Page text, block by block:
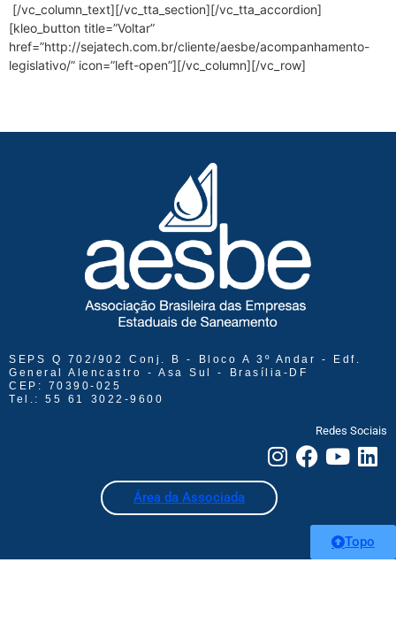
[/vc_column_text][/vc_tta_section][/vc_tta_accordion]
[kleo_button title=”Voltar”
href=”http://sejatech.com.br/cliente/aesbe/acompanhamento-
legislativo/” icon=”left-open”][/vc_column][/vc_row]
SEPS Q 702/902 Conj. B - Bloco A 3º Andar - Edf.
General Alencastro - Asa Sul - Brasília-DF
CEP: 70390-025
Tel.: 55 61 3022-9600
Redes Sociais
Área da Associada
Topo